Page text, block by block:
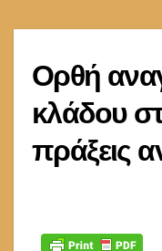
Ορθή
κλάδου
πράξεις